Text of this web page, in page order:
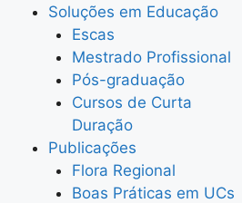
Soluções em Educação
Escas
Mestrado Profissional
Pós-graduação
Cursos de Curta
Duração
Publicações
Flora Regional
Boas Práticas em UCs